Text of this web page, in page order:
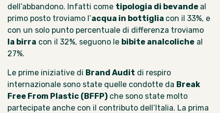
dell’abbandono. Infatti come tipologia di bevande al
primo posto troviamo l’acqua in bottiglia con il 33%, e
con un solo punto percentuale di differenza troviamo
la birra con il 32%, seguono le bibite analcoliche al
27%.
Le prime iniziative di Brand Audit di respiro
internazionale sono state quelle condotte da Break
Free From Plastic (BFFP) che sono state molto
partecipate anche con il contributo dell’Italia. La prima